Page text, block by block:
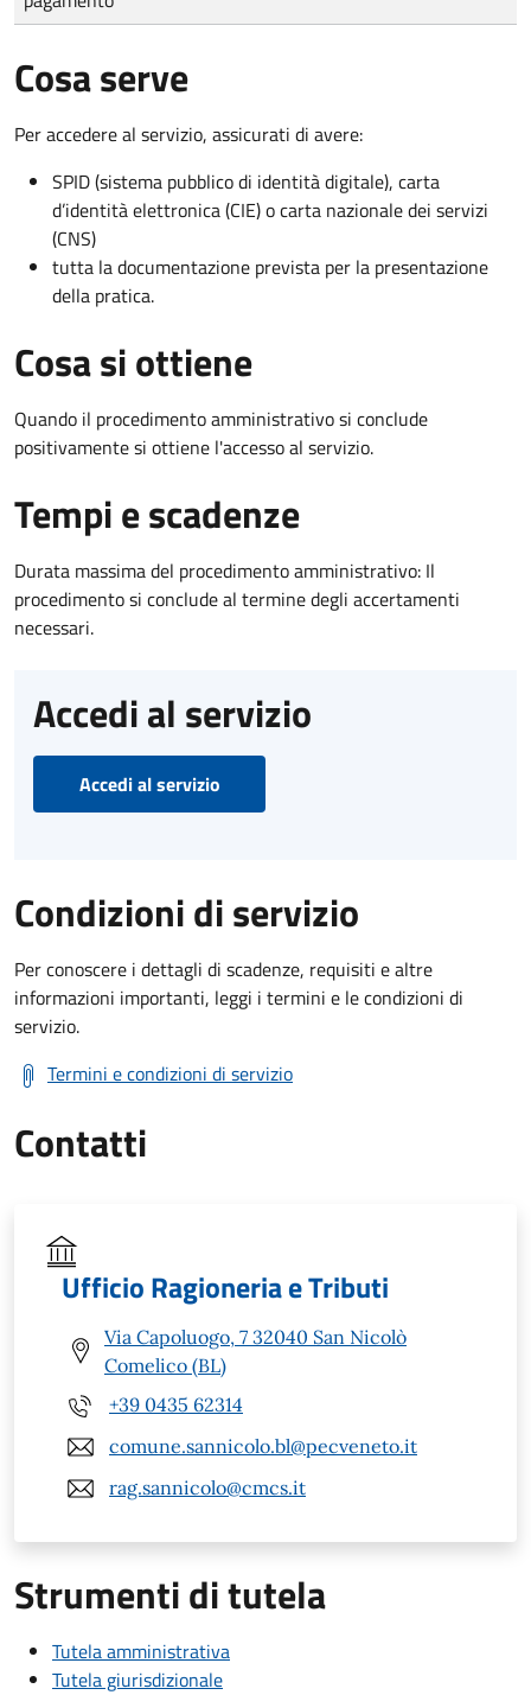
Cosa serve
Per accedere al servizio, assicurati di avere:
SPID (sistema pubblico di identità digitale), carta
d’identità elettronica (CIE) o carta nazionale dei servizi
(CNS)
tutta la documentazione prevista per la presentazione
della pratica.
Cosa si ottiene
Quando il procedimento amministrativo si conclude
positivamente si ottiene l'accesso al servizio.
Tempi e scadenze
Durata massima del procedimento amministrativo: Il
procedimento si conclude al termine degli accertamenti
necessari.
Accedi al servizio
Accedi al servizio
Condizioni di servizio
Per conoscere i dettagli di scadenze, requisiti e altre
informazioni importanti, leggi i termini e le condizioni di
servizio.
Termini e condizioni di servizio
Contatti
Ufficio Ragioneria e Tributi
Via Capoluogo, 7 32040 San Nicolò
Comelico (BL)
+39 0435 62314
comune.sannicolo.bl@pecveneto.it
rag.sannicolo@cmcs.it
Strumenti di tutela
Tutela amministrativa
Tutela giurisdizionale